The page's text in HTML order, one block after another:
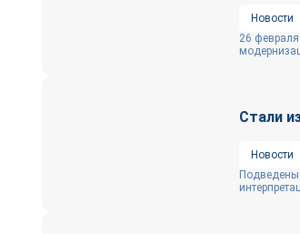
Новости
26
Стали
Новости
Подведены